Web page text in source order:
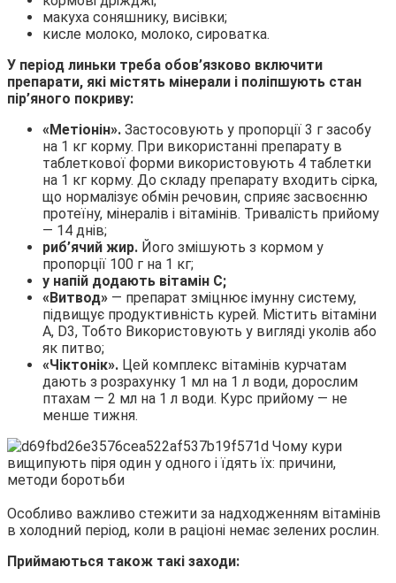
макуха соняшнику, висівки;
кисле молоко, молоко, сироватка.
У період линьки треба обов’язково включити
препарати, які містять мінерали і поліпшують стан
пір’яного покриву:
«Метіонін». Застосовують у пропорції 3 г засобу
на 1 кг корму. При використанні препарату в
таблеткової форми використовують 4 таблетки
на 1 кг корму. До складу препарату входить сірка,
що нормалізує обмін речовин, сприяє засвоєнню
протеїну, мінералів і вітамінів. Тривалість прийому
— 14 днів;
риб’ячий жир. Його змішують з кормом у
пропорції 100 г на 1 кг;
у напій додають вітамін С;
«Витвод» — препарат зміцнює імунну систему,
підвищує продуктивність курей. Містить вітаміни
А, D3, Тобто Використовують у вигляді уколів або
як питво;
«Чіктонік». Цей комплекс вітамінів курчатам
дають з розрахунку 1 мл на 1 л води, дорослим
птахам — 2 мл на 1 л води. Курс прийому — не
менше тижня.
Особливо важливо стежити за надходженням вітамінів
в холодний період, коли в раціоні немає зелених рослин.
Приймаються також такі заходи: